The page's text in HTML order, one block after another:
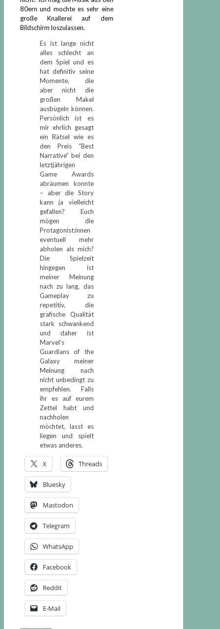
80ern und mochte es sehr eine
große Knallerei auf dem
Bildschirm loszulassen.
Es ist lange nicht
alles schlecht an
dem Spiel und es
hat definitiv seine
Momente, die
aber nicht die
großen Makel
ausbügeln können.
Persönlich ist es
mir ehrlich gesagt
ein Rätsel wie es
den Preis “Best
Narrative” bei den
letztjährigen
Game Awards
abräumen konnte
– aber die Story
kann ja vielleicht
gefallen? Euch
mögen die
Protagonist:innen
eventuell mehr
abholen als mich?
Die Spielzeit
hingegen ist
meiner Meinung
nach zu lang, das
Gameplay zu
repetitiv, die
grafische Qualität
stark schwankend
und daher ist
Marvel’s
Guardians of the
Galaxy meiner
Meinung nach
nicht unbedingt zu
empfehlen. Falls
ihr es auf eurem
Zettel habt und
nachholen
möchtet, lasst es
liegen und spielt
etwas anderes.
X Threads
Bluesky
Mastodon
Telegram
WhatsApp
Facebook
Reddit
E-Mail